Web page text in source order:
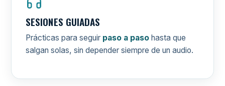
SESIONES GUIADAS
Prácticas para seguir paso a paso hasta que
salgan solas, sin depender siempre de un audio.